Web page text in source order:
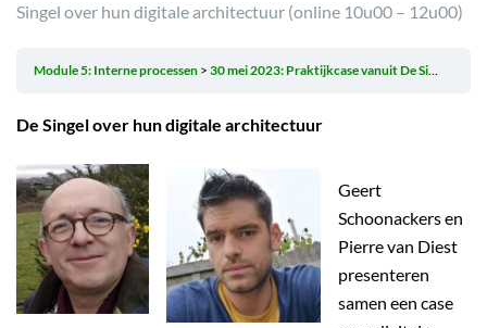
Singel over hun digitale architectuur (online 10u00 – 12u00)
Module 5: Interne processen 30 mei 2023: Praktijkcase vanuit De Singel over hun digitale architectuur (online 10u00 – 12u00)
De Singel over hun digitale architectuur
Geert
Schoonackers en
Pierre van Diest
presenteren
samen een case